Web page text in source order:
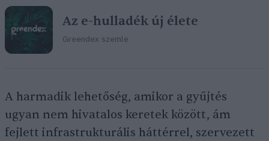
Az e-hulladék új élete
Greendex szemle
A harmadik lehetőség, amikor a gyűjtés
ugyan nem hivatalos keretek között, ám
fejlett infrastrukturális háttérrel, szervezett